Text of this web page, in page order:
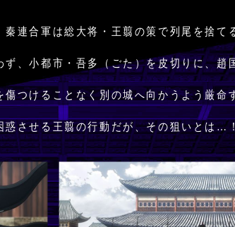
連合軍は総大将・王翦の策で列尾を捨て
、小都市・吾多（ごた）を皮切りに、趙
つけることなく別の城へ向かうよう厳命
惑させる王翦の行動だが、その狙いとは…